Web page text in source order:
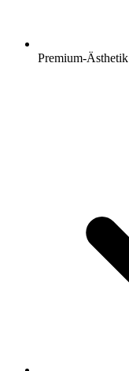
Premium-Ästhetik